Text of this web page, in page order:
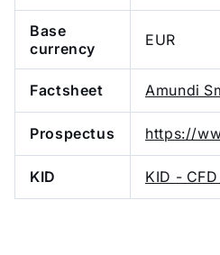
Base
currency
EUR
Factsheet Amundi
Prospectus https://
KID KID -